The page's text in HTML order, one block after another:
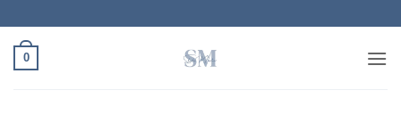
to
content
0